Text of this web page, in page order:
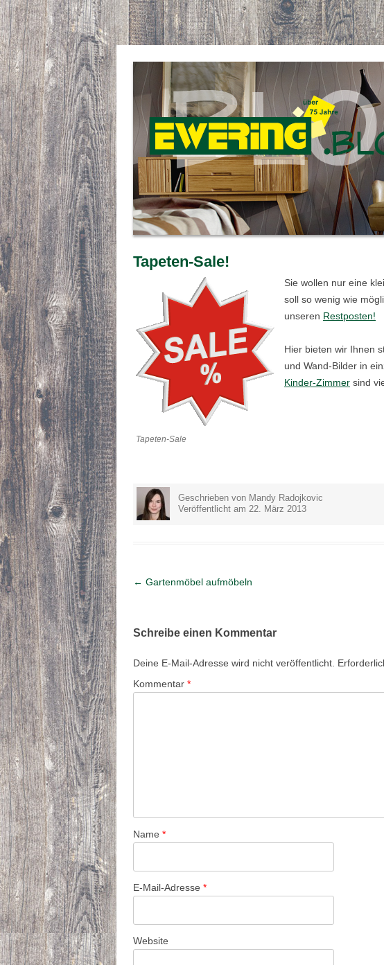
Tapeten-Sale!
Tapeten-Sale
Sie wollen nur eine
soll so wenig wie
unseren Restposten!
Hier bieten wir Ihnen
und Wand-Bilder in
Kinder-Zimmer sind
Geschrieben von Mandy Radojkovic
Veröffentlicht am 22. März 2013
Artikel-Navigation
← Gartenmöbel aufmöbeln
Schreibe einen Kommentar
Deine E-Mail-Adresse wird nicht veröffentlicht.
Kommentar *
Name *
E-Mail-Adresse *
Website